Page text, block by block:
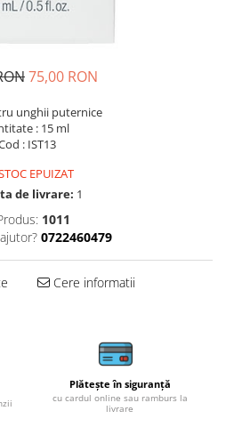
75,00 RON
unghii puternice
: 15 ml
: IST13
EPUIZAT
de livrare: 1
1011
0722460479
Cere informatii
Plătește în siguranță
cu cardul online sau ramburs la
livrare